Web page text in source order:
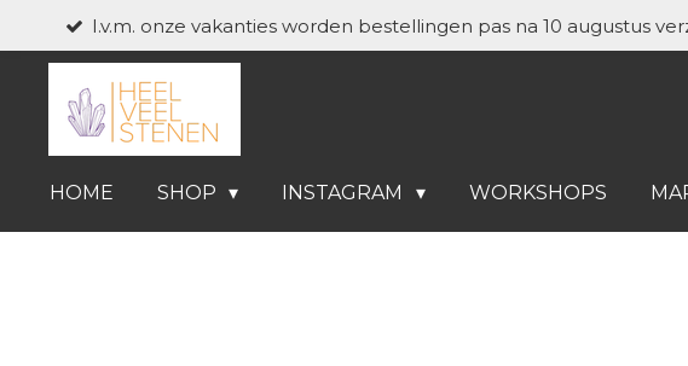
direct
hoofdinhoud
I.v.m. onze vakanties worden bestellingen pas na 10 augustus
HOME SHOP INSTAGRAM WORKSHOPS